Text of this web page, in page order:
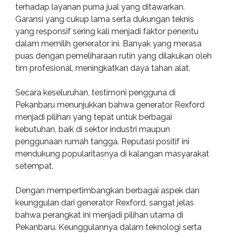
terhadap layanan purna jual yang ditawarkan.
Garansi yang cukup lama serta dukungan teknis
yang responsif sering kali menjadi faktor penentu
dalam memilih generator ini. Banyak yang merasa
puas dengan pemeliharaan rutin yang dilakukan oleh
tim profesional, meningkatkan daya tahan alat.
Secara keseluruhan, testimoni pengguna di
Pekanbaru menunjukkan bahwa generator Rexford
menjadi pilihan yang tepat untuk berbagai
kebutuhan, baik di sektor industri maupun
penggunaan rumah tangga. Reputasi positif ini
mendukung popularitasnya di kalangan masyarakat
setempat.
Dengan mempertimbangkan berbagai aspek dan
keunggulan dari generator Rexford, sangat jelas
bahwa perangkat ini menjadi pilihan utama di
Pekanbaru. Keunggulannya dalam teknologi serta